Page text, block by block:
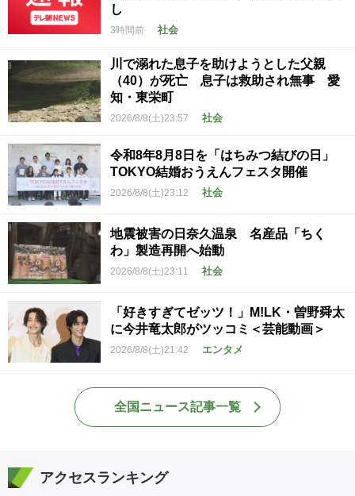
し
3時間前 社会
川で溺れた息子を助けようとした父親
（40）が死亡 息子は救助され無事 愛
知・東栄町
2026/8/8(土)23:57 社会
令和8年8月8日を「はちみつ結びの日」
TOKYO結婚おうえんフェスタ開催
2026/8/8(土)23:12 社会
地震被害の日奈久温泉 名産品「ちく
わ」製造再開へ始動
2026/8/8(土)23:11 社会
「好きすぎてゼッツ！」M!LK・曽野舜太
に今井竜太郎がツッコミ＜芸能動画＞
2026/8/8(土)21:42 エンタメ
全国ニュース記事一覧
アクセスランキング